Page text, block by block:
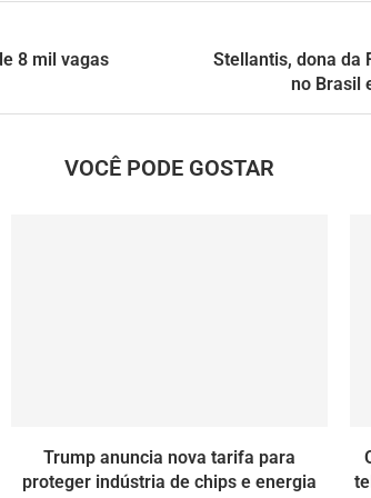
8 mil vagas
Stellantis, dona da
no Brasil
VOCÊ PODE GOSTAR
Trump anuncia nova tarifa para
proteger indústria de chips e energia